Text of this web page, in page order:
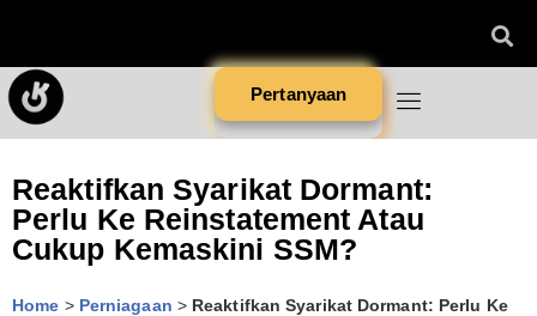
Pertanyaan
Reaktifkan Syarikat Dormant:
Perlu Ke Reinstatement Atau
Cukup Kemaskini SSM?
Home > Perniagaan > Reaktifkan Syarikat Dormant: Perlu Ke